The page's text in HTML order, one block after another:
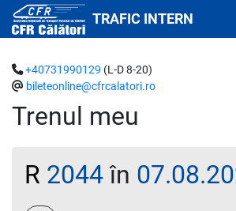
TRAFIC INTERN
Trenul meu
+40731990129 (L-D 8-20)
bileteonline@cfrcalatori.ro
R 2044în